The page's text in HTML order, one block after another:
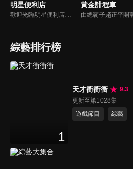
明星便利店
歡迎光臨明星便利店！你覺得便利店裡面有什麼？關東煮？茶葉蛋？還是讓你尖叫的大明星？一家擁有明星的便利店，到底有多稀奇，你會不會想要光臨呢？
黃金計程車
綜藝排行榜
1
天才衝衝衝
9.3
更新至第1028集
遊戲節目
綜藝